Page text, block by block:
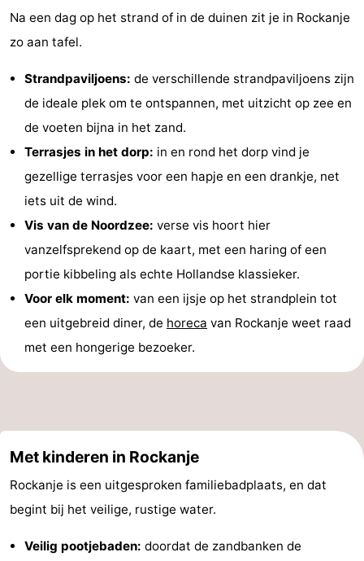
Na een dag op het strand of in de duinen zit je in Rockanje
zo aan tafel.
Strandpaviljoens: de verschillende strandpaviljoens zijn
de ideale plek om te ontspannen, met uitzicht op zee en
de voeten bijna in het zand.
Terrasjes in het dorp: in en rond het dorp vind je
gezellige terrasjes voor een hapje en een drankje, net
iets uit de wind.
Vis van de Noordzee: verse vis hoort hier
vanzelfsprekend op de kaart, met een haring of een
portie kibbeling als echte Hollandse klassieker.
Voor elk moment: van een ijsje op het strandplein tot
een uitgebreid diner, de horeca van Rockanje weet raad
met een hongerige bezoeker.
Met kinderen in Rockanje
Rockanje is een uitgesproken familiebadplaats, en dat
begint bij het veilige, rustige water.
Veilig pootjebaden: doordat de zandbanken de